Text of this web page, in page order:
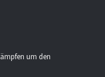
um den